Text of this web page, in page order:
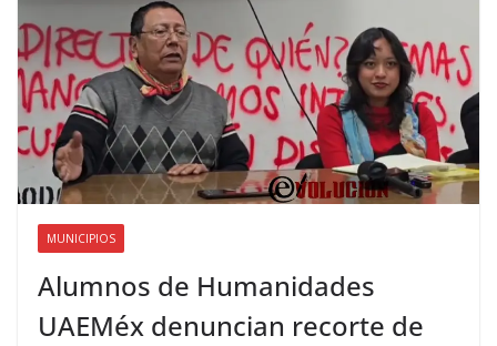
MUNICIPIOS
Alumnos de Humanidades
UAEMéx denuncian recorte de